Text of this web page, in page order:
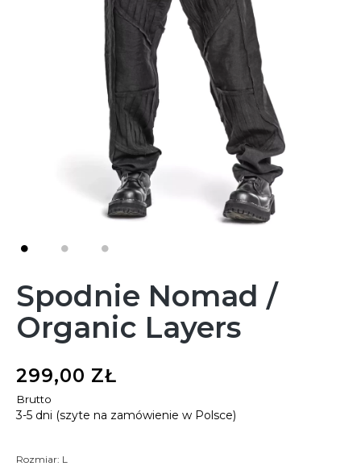
Spodnie Nomad /
Organic Layers
299,00 ZŁ
Brutto
3-5 dni (szyte na zamówienie w Polsce)
Rozmiar: L